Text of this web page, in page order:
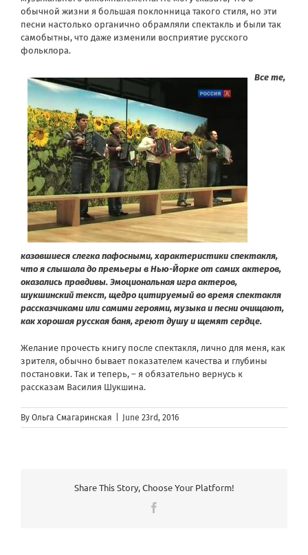
обычной жизни я большая поклонница такого стиля, но эти
песни настолько органично обрамляли спектакль и были так
самобытны, что даже изменили восприятие русского
фольклора.
Все те,
казавшиеся слегка пафосными, характеристики спектакля,
что я слышала до премьеры в Нью-Йорке от самих актеров,
оказались правдивы. Эмоциональная игра актеров,
шукшинский текст, щедро цитируемый во время спектакля
рассказчиками или самими героями, музыка и песни очищают,
как хорошая русская баня, греют душу и щемят сердце.
Желание прочесть книгу после спектакля, лично для меня, как
зрителя, обычно бывает показателем качества и глубины
постановки. Так и теперь, – я обязательно вернусь к
рассказам Василия Шукшина.
By Ольга Смагаринская June 23rd, 2016
Share This Story, Choose Your Platform!